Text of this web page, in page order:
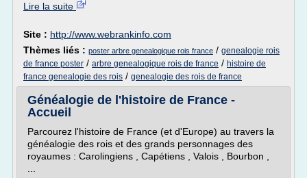
Lire la suite
Site : http://www.webrankinfo.com
Thèmes liés : poster arbre genealogique rois france / genealogie rois
de france poster / arbre genealogique rois de france / histoire de
france genealogie des rois / genealogie des rois de france
Généalogie de l'histoire de France -
Accueil
Parcourez l'histoire de France (et d'Europe) au travers la
généalogie des rois et des grands personnages des
royaumes : Carolingiens , Capétiens , Valois , Bourbon ,